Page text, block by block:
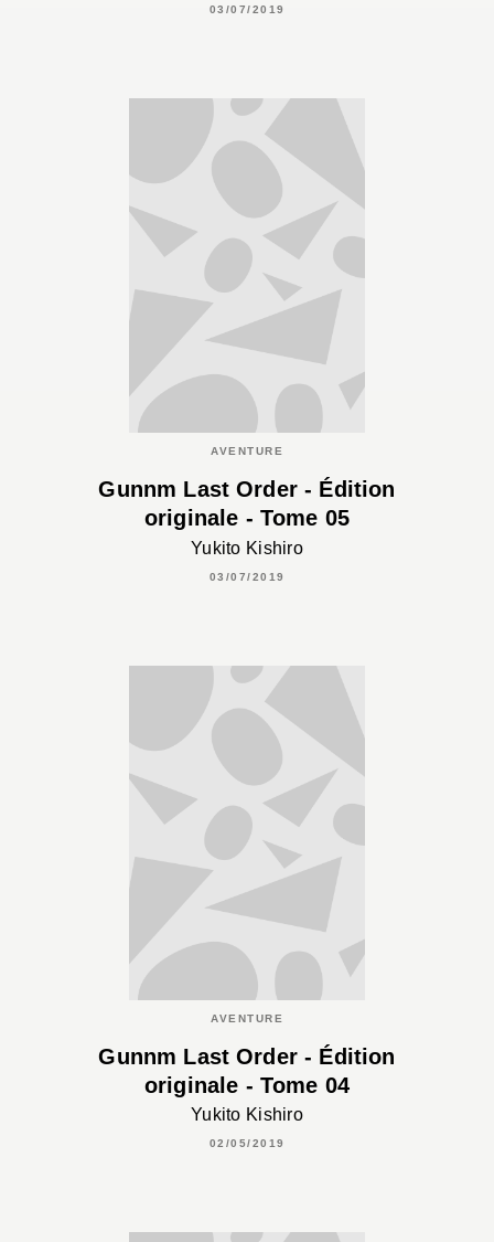
03/07/2019
AVENTURE
Gunnm Last Order - Édition
originale - Tome 05
Yukito Kishiro
03/07/2019
AVENTURE
Gunnm Last Order - Édition
originale - Tome 04
Yukito Kishiro
02/05/2019